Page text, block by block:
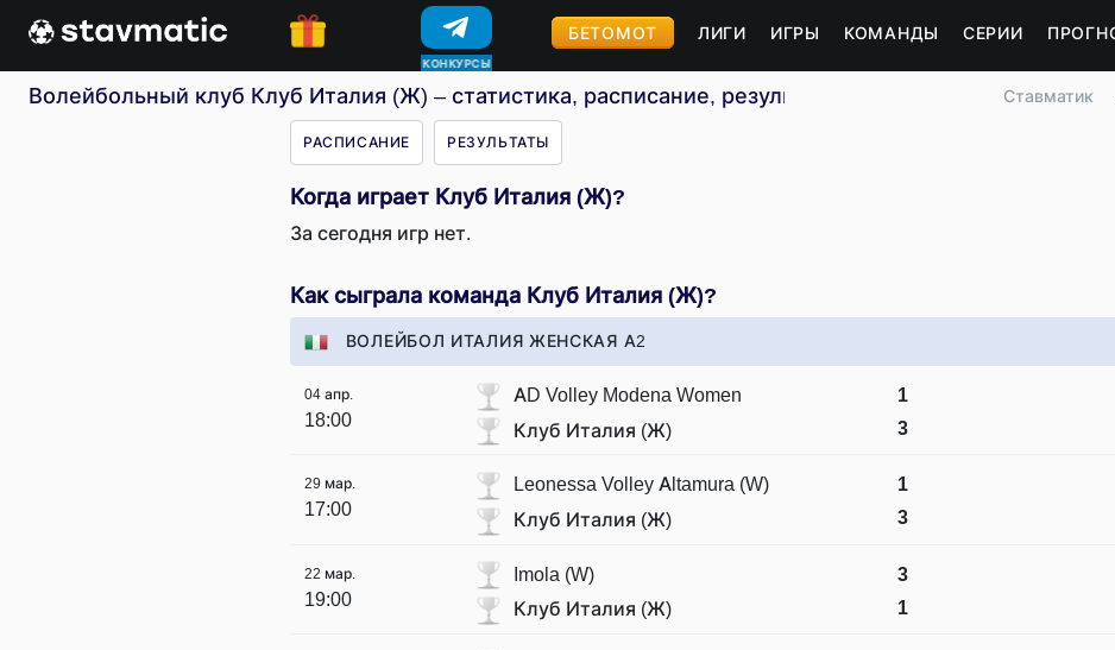
КОНКУРСЫ
БЕТОМОТ ЛИГИ ИГРЫ КОМАНДЫ СЕРИИ
Волейбольный клуб Клуб Италия (Ж) – статистика, расписание, результаты Ставматик
РАСПИСАНИЕ РЕЗУЛЬТАТЫ
Когда играет Клуб Италия (Ж)?
За сегодня игр нет.
Как сыграла команда Клуб Италия (Ж)?
ВОЛЕЙБОЛ ИТАЛИЯ ЖЕНСКАЯ А2
04 апр.
18:00
AD Volley Modena Women
Клуб Италия (Ж)
1
3
29 мар.
17:00
Leonessa Volley Altamura (W)
Клуб Италия (Ж)
1
3
22 мар.
19:00
Imola (W)
Клуб Италия (Ж)
3
1